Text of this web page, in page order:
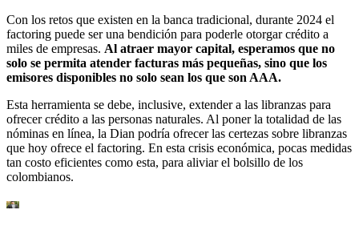
Con los retos que existen en la banca tradicional, durante 2024 el
factoring puede ser una bendición para poderle otorgar crédito a
miles de empresas. Al atraer mayor capital, esperamos que no
solo se permita atender facturas más pequeñas, sino que los
emisores disponibles no solo sean los que son AAA.
Esta herramienta se debe, inclusive, extender a las libranzas para
ofrecer crédito a las personas naturales. Al poner la totalidad de las
nóminas en línea, la Dian podría ofrecer las certezas sobre libranzas
que hoy ofrece el factoring. En esta crisis económica, pocas medidas
tan costo eficientes como esta, para aliviar el bolsillo de los
colombianos.